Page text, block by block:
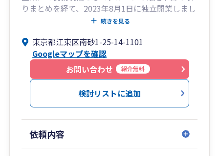
りまとめを経て、2023年8月1日に独立開業しまし
続きを見る
東京都江東区南砂1-25-14-1101
Googleマップを確認
お問い合わせ
紹介無料
検討リストに追加
依頼内容